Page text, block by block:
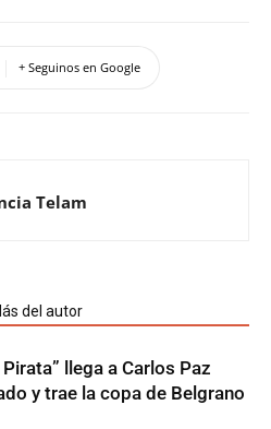
+ Seguinos en Google
Telam
del autor
Pirata” llega a Carlos Paz
y trae la copa de Belgrano